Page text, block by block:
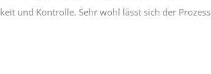
und Kontrolle. Sehr wohl lässt sich der Prozess